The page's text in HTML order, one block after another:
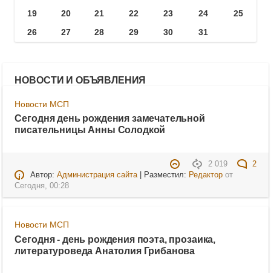
19
20 21 22 23 24
25
26
27 28 29 30 31
НОВОСТИ И ОБЪЯВЛЕНИЯ
Новости МСП
Сегодня день рождения замечательной
писательницы Анны Солодкой
2 019
2
Автор: Администрация сайта| Разместил: Редакторот
Сегодня, 00:28
Новости МСП
Сегодня - день рождения поэта, прозаика,
литературоведа Анатолия Грибанова